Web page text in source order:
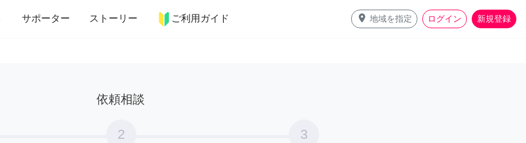
サポーター ストーリー ご利用ガイド place 地域を指定 ログイン 新規登録
ンテリア 趣味・習い事 ペット 料理
依頼相談
2 3